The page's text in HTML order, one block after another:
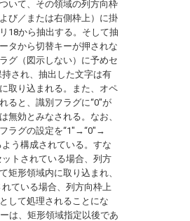
いて、その領域の列方向枠
び／または右側枠上）に掛
18から抽出する。そして抽
タから切替キーが押されな
グ（図示しない）に予めセ
され、抽出した文字は有
取り込まれる。また、オペ
ると、識別フラグに“0"が
無効とみなされる。なお、
ラグの設定を“1"→“0"→
う構成されている。すな
トされている場合、列方
矩形領域内に取り込まれ、
ている場合、列方向枠上
して処理されることにな
は、矩形領域指定以後であ